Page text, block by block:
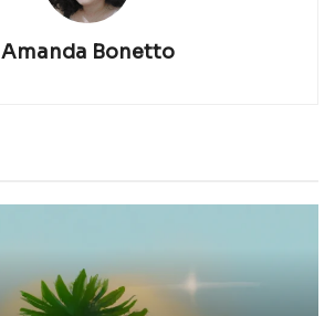
Amanda Bonetto